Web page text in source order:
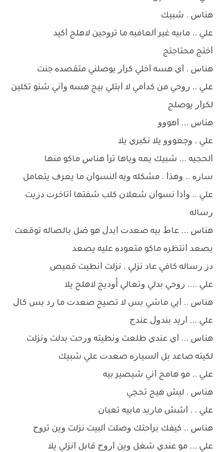
ﻫﻨﺎﺱ . ﺷﺒﻴﻚ
ﻋﻠﻲ .. ﻣﺎﺑﻴﻪ ﻏﻴﺮ ﺍﻟﻌﺎﻓﻴﻪ ﻣﺎ ﺗﺮﻭﺣﻴﻦ ﻻﻫﻠﺞ ﺍﻛﻴﺪ
ﺍﺧﺘﺞ ﻣﺤﺘﺎﺟﺘﺞ
ﻫﻨﺎﺱ . ﺍﻱ ﻫﺴﻪ ﺍﺧﻠﻲ ﻛﺮﺍﺭ ﻳﻮﺻﻠﻨﻲ ﻣﺘﻘﺼﺪﻩ ﺟﻨﺖ
ﻋﻠﻲ .. ﺭﻭﺣﻲ ﻣﻦ ﻛﺪﺍﻣﻲ ﻻ ﺍﺑﺘﻠﻲ ﺑﻴﺞ ﻫﺴﻪ ﻭﺍﻧﻲ ﺷﻨﻮ ﺗﻜﻠﻴﻦ
ﻟﻜﺮﺍﺭ ﻳﻮﺻﻠﺞ
ﻫﻨﺎﺱ ... ﺍﻫﻮﻭﻭ
ﻋﻠﻲ . ﻭﺟﻌﻮﻭﻭ ﻳﻼ ﻧﻜﺒﺮﻱ ﻳﻼ
ﺍﻟﺤﺠﻴﻪ ... ﺷﺒﻴﻚ ﻳﻤﻪ ﻭﻳﺎﻫﺎ ﺗﺮﺍ ﻫﻨﺎﺱ ﻣﺎﻛﻮ ﻣﻨﻬﺎ
ﺳﺎﺭﻩ .. ﻭﻫﺬﺍ . ﻣﺸﻜﻠﻪ ﻭﻳﻪ ﺍﻟﻨﺴﻮﺍﻥ ﻣﺎ ﻳﻌﺮﻑ ﻳﺘﻌﺎﻣﻞ
ﻋﻠﻲ .. ﻭﺍﺫﺍ ﻧﺴﻮﺍﻥ ﺷﻌﻼﻥ ﻛﻠﺐ ﺷﻔﺘﻬﺎ ﺍﺗﺎﺧﺮﺕ ﺩﺯﻳﺖ
ﺭﺳﺎﻟﻪ
ﻫﻨﺎﺱ ... ﻋﺎﻁ ﺑﻴﻪ ﺻﻌﺪﺕ ﺍﺑﺪﻝ ﻫﻮ ﺿﻞ ﺑﺎﻟﺼﺎﻟﻪ ﺗﻮﻗﻌﺖ
ﻳﺼﻌﺪ ﺍﻧﺘﻈﺮﻩ ﻣﺎﻛﻮ ﻣﺘﻌﻮﺩﻩ ﻋﻠﻴﻪ ﻳﺼﻌﺪ
ﺩﺯ ﺭﺳﺎﻟﻪ ﻛﺎﻓﻲ ﻋﺎﺩ ﻧﺰﻟﻲ . ﻧﺰﻟﺖ ﺍﻧﻄﻴﺖ ﻗﻤﻴﺺ
ﻋﻠﻲ .... ﺭﻭﺣﻲ ﺑﺪﻟﻲ ﻭﺗﻌﺎﻟﻲ ﺃﻭﺩﻳﺞ ﻻﻫﻠﺞ ﻳﻼ
ﻫﻨﺎﺱ .. ﺍﻳﻲ ﻣﺎﺷﻲ ﺑﺲ ﻻ ﺗﺼﻴﺢ ﺻﻌﺪﺕ ﻣﺎ ﺭﺩ ﺑﺲ ﻛﺎﻝ
ﻋﻠﻲ ... ﺍﺭﻳﺪ ﺑﻨﺪﻭﻝ ﻋﻨﺪﺝ
ﻫﻨﺎﺱ ... ﺍﻱ ﻋﻨﺪﻱ ﻃﻠﻌﺖ ﻭﻧﻄﻴﺘﻪ ﻭﺭﺣﺖ ﺑﺪﻟﺖ ﻭﻧﺰﻟﺖ
ﻟﻜﻴﺘﻪ ﺻﺎﻋﺪ ﺑﻞ ﺍﻟﺴﻴﺎﺭﻩ ﺻﻌﺪﺕ ﻋﻠﻲ ﺷﺒﻴﻚ
ﻋﻠﻲ .. ﻣﻮ ﻫﺎﻣﺞ ﺍﻧﻲ ﺷﻴﺼﻴﺮ ﺑﻴﻪ
ﻫﻨﺎﺱ . ﻟﻴﺶ ﻫﻴﺞ ﺗﺤﺠﻲ
ﻋﻠﻲ . . ﺍﺷﺶ ﻣﺎﺭﻳﺪ ﻣﺎﺑﻴﻪ ﺗﻌﺒﺎﻥ
ﻫﻨﺎﺱ .. ﻛﻴﻔﻚ ﺑﺮﺍﺣﺘﻚ ﻭﺻﻠﺖ ﺍﻟﺒﻴﺖ ﻧﺰﻟﺖ ﻭﻳﻦ ﺗﺮﻭﺡ
ﻋﻠﻲ ... ﻣﻮ ﻋﻨﺪﻱ ﺷﻐﻞ ﻭﻳﻦ ﺍﺭﻭﺡ ﻗﺎﺑﻞ ﺍﻧﺰﻟﻲ ﻳﻼ